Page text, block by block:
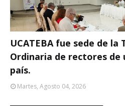
UCATEBA fue sede de la
Ordinaria de rectores de
país.
Martes, Agosto 04, 2026